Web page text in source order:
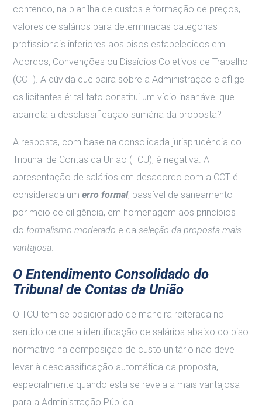
contendo, na planilha de custos e formação de preços,
valores de salários para determinadas categorias
profissionais inferiores aos pisos estabelecidos em
Acordos, Convenções ou Dissídios Coletivos de Trabalho
(CCT). A dúvida que paira sobre a Administração e aflige
os licitantes é: tal fato constitui um vício insanável que
acarreta a desclassificação sumária da proposta?
A resposta, com base na consolidada jurisprudência do
Tribunal de Contas da União (TCU), é negativa. A
apresentação de salários em desacordo com a CCT é
considerada umerro formal, passível de saneamento
por meio de diligência, em homenagem aos princípios
do formalismo moderado e daseleção da proposta mais
vantajosa.
O Entendimento Consolidado do
Tribunal de Contas da União
O TCU tem se posicionado de maneira reiterada no
sentido de que a identificação de salários abaixo do piso
normativo na composição de custo unitário não deve
levar à desclassificação automática da proposta,
especialmente quando esta se revela a mais vantajosa
para a Administração Pública.